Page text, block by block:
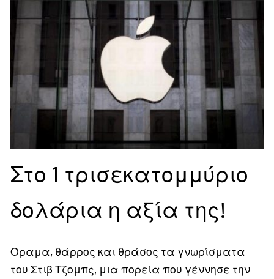
Στο 1 τρισεκατομμύριο
δολάρια η αξία της!
Όραμα, θάρρος και θράσος τα γνωρίσματα
του Στιβ Τζομπς, μια πορεία που γέννησε την